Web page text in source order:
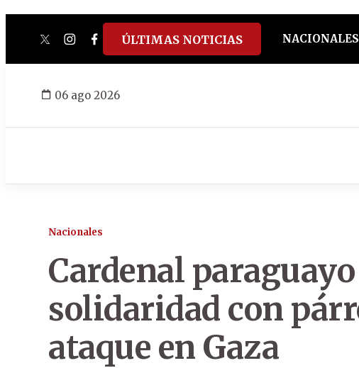
twitterinstagram
facebook
tiktokyoutube
spotify
ÚLTIMAS NOTICIAS NACIONALES
06 ago 2026
Nacionales
Cardenal
solidaridad con
ataque en Gaza